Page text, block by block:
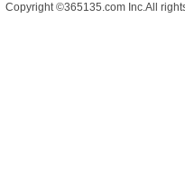
Copyright ©365135.com Inc.All